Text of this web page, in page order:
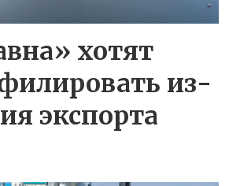
хотят
из-
экспорта